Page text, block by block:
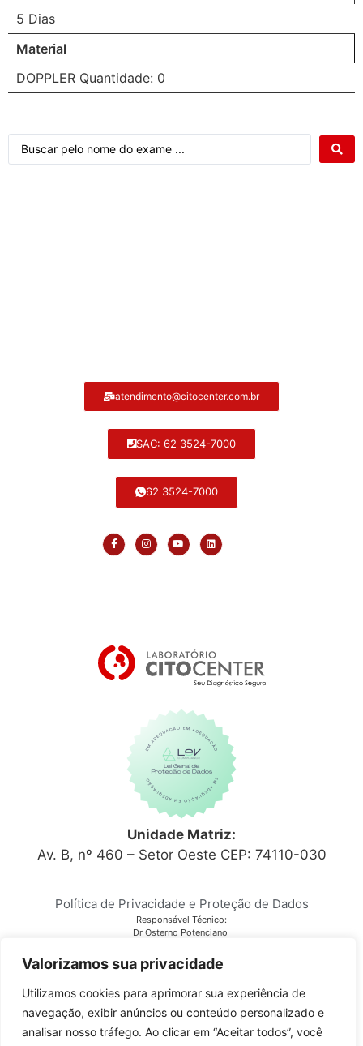
Valorizamos sua privacidade
Utilizamos cookies para aprimorar sua experiência de
navegação, exibir anúncios ou conteúdo personalizado e
analisar nosso tráfego. Ao clicar em “Aceitar todos”, você
5 Dias
Material
DOPPLER Quantidade: 0
atendimento@citocenter.com.br
SAC: 62 3524-7000
62 3524-7000
Unidade Matriz:
Av. B, nº 460 – Setor Oeste CEP: 74110-030
Política de Privacidade e Proteção de Dados
Responsável Técnico:
Dr Osterno Potenciano
Laboratório Citocenter
CNPJ 03.810.678/0001-28
Copyright © 2023Citocenter. Todos os direitos reservados.